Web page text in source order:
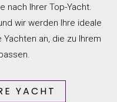
nach Ihrer Top-Yacht.
wir werden Ihre ideale
an, die zu Ihrem
YACHT